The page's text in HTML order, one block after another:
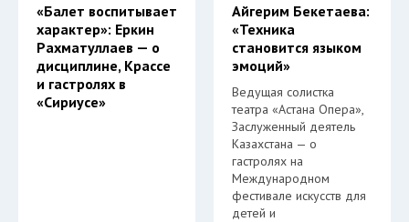
«Балет воспитывает
характер»: Еркин
Рахматуллаев — о
дисциплине, Крассе
и гастролях в
«Сириусе»
Айгерим Бекетаева:
«Техника
становится языком
эмоций»
Ведущая солистка
театра «Астана Опера»,
Заслуженный деятель
Казахстана — о
гастролях на
Международном
фестивале искусств для
детей и